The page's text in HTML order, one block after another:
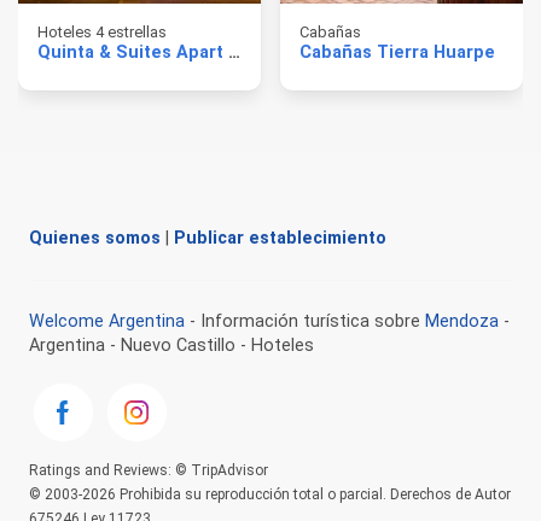
Hoteles 4 estrellas
Quinta & Suites Apart Hotel
Cabañas
Cabañas Tierra Huarpe
Quienes somos Publicar establecimiento
Welcome Argentina - Información turística sobre Mendoza -
Argentina - Nuevo Castillo - Hoteles
Ratings and Reviews: © TripAdvisor
© 2003-2026 Prohibida su reproducción total o parcial. Derechos de Autor